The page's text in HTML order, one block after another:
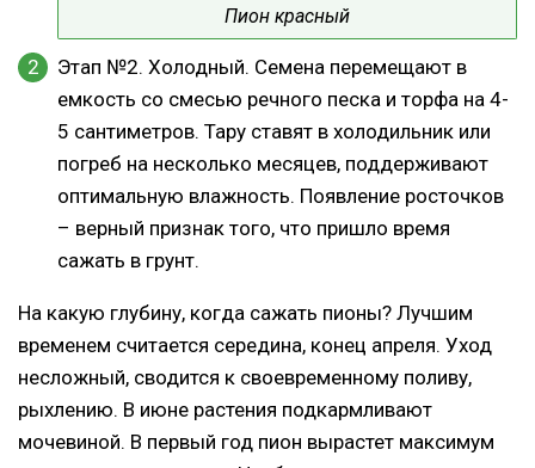
Пион красный
Этап №2. Холодный. Семена перемещают в
емкость со смесью речного песка и торфа на 4-
5 сантиметров. Тару ставят в холодильник или
погреб на несколько месяцев, поддерживают
оптимальную влажность. Появление росточков
– верный признак того, что пришло время
сажать в грунт.
На какую глубину, когда сажать пионы? Лучшим
временем считается середина, конец апреля. Уход
несложный, сводится к своевременному поливу,
рыхлению. В июне растения подкармливают
мочевиной. В первый год пион вырастет максимум